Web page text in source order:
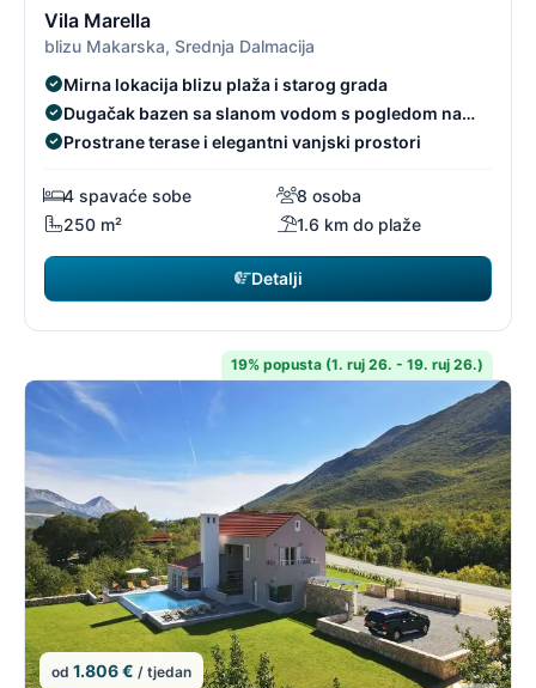
Vila Marella
blizu Makarska, Srednja Dalmacija
Mirna lokacija blizu plaža i starog grada
Dugačak bazen sa slanom vodom s pogledom na
more
Prostrane terase i elegantni vanjski prostori
4 spavaće sobe
8 osoba
250 m²
1.6 km do plaže
Detalji
19% popusta (1. ruj 26. - 19. ruj 26.)
od 1.806 € / tjedan